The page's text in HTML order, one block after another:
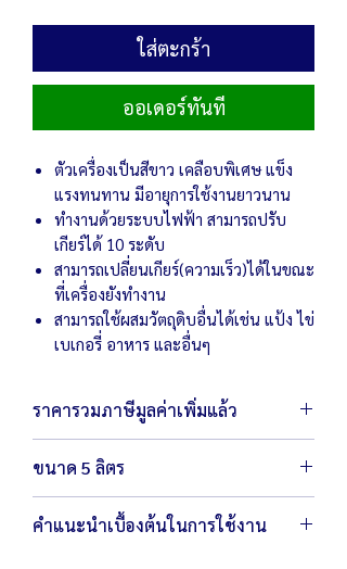
ใส่ตะกร้า
ออเดอร์ทันที
ตัวเครื่องเป็นสีขาว เคลือบพิเศษ แข็ง
แรงทนทาน มีอายุการใช้งานยาวนาน
ทำงานด้วยระบบไฟฟ้า สามารถปรับ
เกียร์ได้ 10 ระดับ
สามารถเปลี่ยนเกียร์(ความเร็ว)ได้ในขณะ
ที่เครื่องยังทำงาน
สามารถใช้ผสมวัตถุดิบอื่นได้เช่น แป้ง ไข่
เบเกอรี่ อาหาร และอื่นๆ
ราคารวมภาษีมูลค่าเพิ่มแล้ว
ขนาด 5 ลิตร
ตัวเครื่องขนาด 22 x 35 x 40 ซม.
น้ำหนัก 12.2 กิโลกรัม
คำแนะนำเบื้องต้นในการใช้งาน